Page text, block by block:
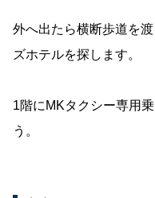
外へ出たら横断歩道を
ズホテルを探します。
1階にMKタクシー専用
う。